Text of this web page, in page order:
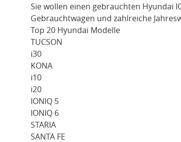
Sie wollen einen gebrauchten Hyundai
Gebrauchtwagen und zahlreiche
Top 20 Hyundai Modelle
TUCSON
i30
KONA
i10
i20
IONIQ 5
IONIQ 6
STARIA
SANTA FE